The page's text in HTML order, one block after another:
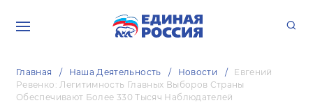
Главная Наша Деятельность Новости
Евгений
Ревенко: Легитимность Главных Выборов Страны
Обеспечивают Более 330 Тысяч Наблюдателей